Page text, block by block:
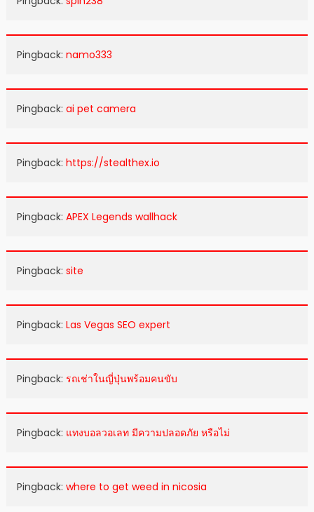
Pingback: namo333
Pingback: ai pet camera
Pingback: https://stealthex.io
Pingback: APEX Legends wallhack
Pingback: site
Pingback: Las Vegas SEO expert
Pingback: รถเช่าในญี่ปุ่นพร้อมคนขับ
Pingback: แทงบอลวอเลท มีความปลอดภัย หรือไม่
Pingback: where to get weed in nicosia